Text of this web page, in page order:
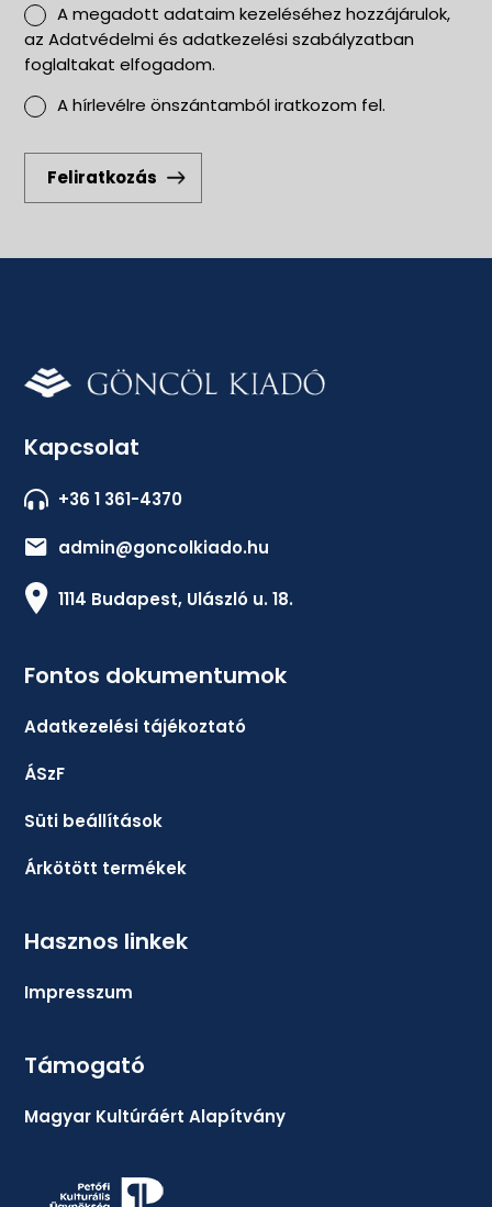
A megadott adataim kezeléséhez hozzájárulok,
az Adatvédelmi és adatkezelési szabályzatban
foglaltakat elfogadom.
A hírlevélre önszántamból iratkozom fel.
Feliratkozás
Kapcsolat
+36 1 361-4370
admin@goncolkiado.hu
1114 Budapest, Ulászló u. 18.
Fontos dokumentumok
Adatkezelési tájékoztató
ÁSzF
Süti beállítások
Árkötött termékek
Hasznos linkek
Impresszum
Támogató
Magyar Kultúráért Alapítvány